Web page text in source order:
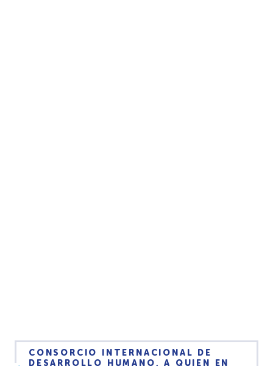
CONSORCIO INTERNACIONAL DE
DESARROLLO HUMANO, A QUIEN EN